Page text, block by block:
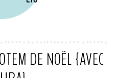
DE NOËL {AVEC